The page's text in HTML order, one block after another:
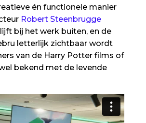
én functionele manier
Robert Steenbrugge
bij het werk buiten, en de
letterlijk zichtbaar wordt
van de Harry Potter films of
bekend met de levende